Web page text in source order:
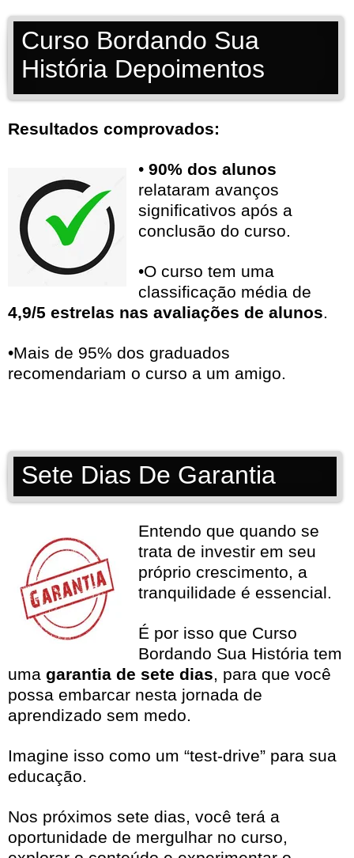
Curso Bordando Sua
História Depoimentos
Resultados comprovados:
• 90% dos alunos
relataram avanços
significativos após a
conclusão do curso.
•O curso tem uma
classificação média de
4,9/5 estrelas nas avaliações de alunos.
•Mais de 95% dos graduados
recomendariam o curso a um amigo.
Sete Dias De Garantia
Entendo que quando se
trata de investir em seu
próprio crescimento, a
tranquilidade é essencial.
É por isso que Curso
Bordando Sua História tem
uma garantia de sete dias, para que você
possa embarcar nesta jornada de
aprendizado sem medo.
Imagine isso como um “test-drive” para sua
educação.
Nos próximos sete dias, você terá a
oportunidade de mergulhar no curso,